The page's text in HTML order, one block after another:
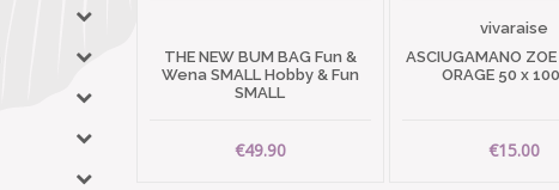
THE NEW BUM BAG Fun &
Wena SMALL Hobby & Fun
SMALL
€49.90
vivaraise
ASCIUGAMANO ZOE
ORAGE 50 x
€15.00